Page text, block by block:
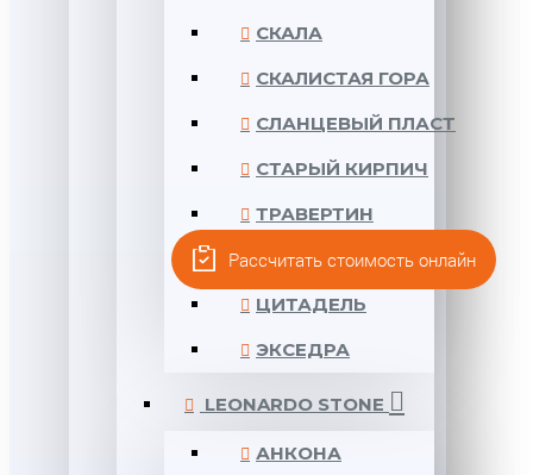
СКАЛА
СКАЛИСТАЯ ГОРА
СЛАНЦЕВЫЙ ПЛАСТ
СТАРЫЙ КИРПИЧ
ТРАВЕРТИН
УГОЛЬНЫЙ ПЛАСТ
ЦИТАДЕЛЬ
ЭКСЕДРА
LEONARDO STONE
АНКОНА
Рассчитать стоимость онлайн